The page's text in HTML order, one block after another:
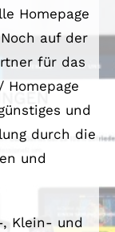
Homepage
auf der
für das
Homepage
und
durch die
und
Klein- und